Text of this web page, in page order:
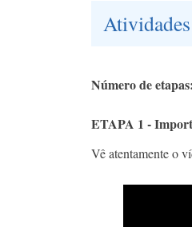
Atividades
Número de etapas
ETAPA 1 -
Vê atentamente o